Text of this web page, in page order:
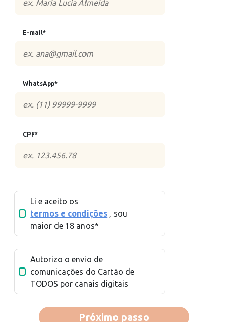
E-mail*
WhatsApp*
CPF*
Li e aceito os
termos e condições , sou
maior de 18 anos*
Autorizo o envio de
comunicações do Cartão de
TODOS por canais digitais
Próximo passo